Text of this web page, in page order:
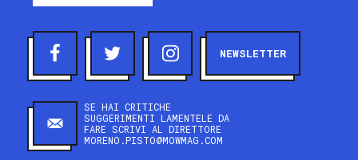
NEWSLETTER
SE HAI CRITICHE
SUGGERIMENTI LAMENTELE DA
FARE SCRIVI AL DIRETTORE
MORENO.PISTO@MOWMAG.COM